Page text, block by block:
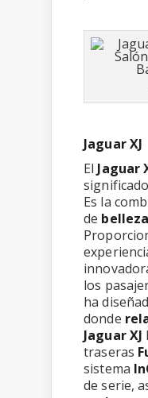
Jaguar XJ
El Jaguar
Es la
de belleza
los
ha
donde
Jaguar XJ
traseras
sistema
de serie,